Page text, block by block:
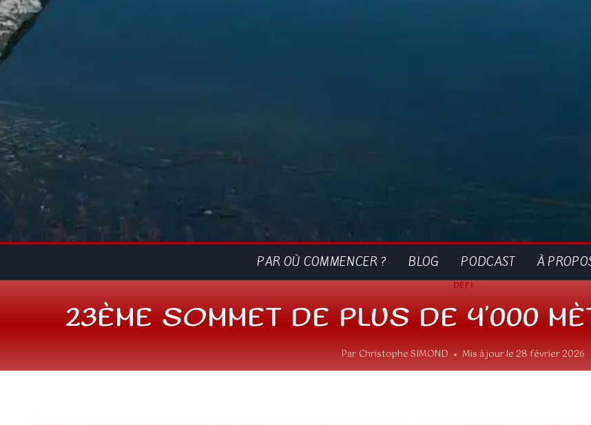
PAR OÙ COMMENCER ? BLOG PODCAST À
DEFI
23ÈME SOMMET DE PLUS DE 4’000
Par Christophe SIMOND Mis à jour le28 février 2026